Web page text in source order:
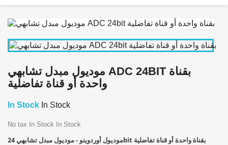
موديول مبدل تشابهي ADC 24BIT بقناة
واحدة أو قناة تفاضلية
In Stock In Stock
No tax In Stock In Stock
موديول أوردوينو - موديول مبدل تشابهي 24bit بقناة واحدة أو قناة تفاضلية